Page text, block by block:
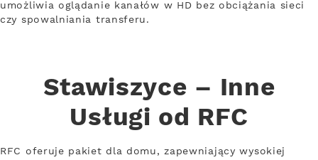
umożliwia oglądanie kanałów w HD bez obciążania sieci
czy spowalniania transferu.
Stawiszyce – Inne
Usługi od RFC
RFC oferuje pakiet dla domu, zapewniający wysokiej